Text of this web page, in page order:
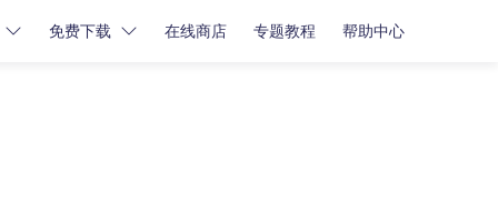
免费下载 在线商店 专题教程 帮助中心